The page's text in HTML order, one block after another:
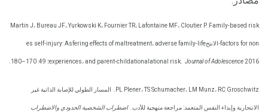
Martin J، Bureau JF، Yurkowski K، Fournier TR، Lafontaine MF، Cloutier P. Family-based risk
factors for non-الانتحes self-injury: Asfering effects of maltreatment، adverse family-life
experiences، and parent-childationalational risk. Journal of Adolescence2016؛ 49: 170–180.
PL Plener، TS Schumacher، LM Munz، RC Groschwitz. المسار الطولي للإصابة الذاتية غير
الانتحارية وإيذاء النفس المتعمد: مراجعة منهجية للأدب. اضطراب الشخصية الحدودي والاضطراب